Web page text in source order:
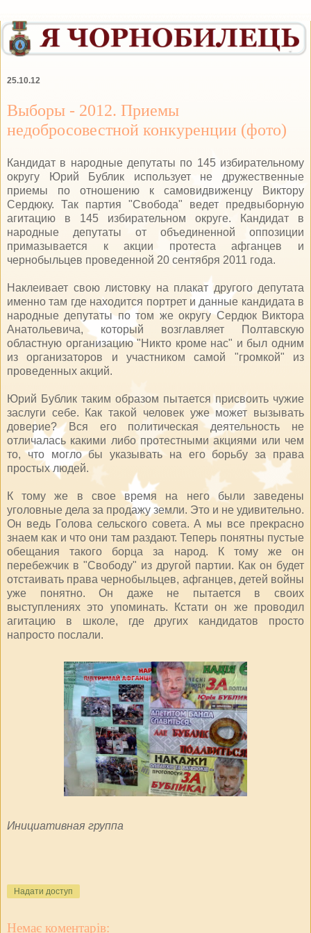
25.10.12
Выборы - 2012. Приемы
недобросовестной конкуренции (фото)
Кандидат в народные депутаты по 145 избирательному
округу Юрий Бублик использует не дружественные
приемы по отношению к самовидвиженцу Виктору
Сердюку. Так партия "Свобода" ведет предвыборную
агитацию в 145 избирательном округе. Кандидат в
народные депутаты от объединенной оппозиции
примазывается к акции протеста афганцев и
чернобыльцев проведенной 20 сентября 2011 года.
Наклеивает свою листовку на плакат другого депутата
именно там где находится портрет и данные кандидата в
народные депутаты по том же округу Сердюк Виктора
Анатольевича, который возглавляет Полтавскую
областную организацию "Никто кроме нас" и был одним
из организаторов и участником самой "громкой" из
проведенных акций.
Юрий Бублик таким образом пытается присвоить чужие
заслуги себе. Как такой человек уже может вызывать
доверие? Вся его политическая деятельность не
отличалась какими либо протестными акциями или чем
то, что могло бы указывать на его борьбу за права
простых людей.
К тому же в свое время на него были заведены
уголовные дела за продажу земли. Это и не удивительно.
Он ведь Голова сельского совета. А мы все прекрасно
знаем как и что они там раздают. Теперь понятны пустые
обещания такого борца за народ. К тому же он
перебежчик в "Свободу" из другой партии. Как он будет
отстаивать права чернобыльцев, афганцев, детей войны
уже понятно. Он даже не пытается в своих
выступлениях это упоминать. Кстати он же проводил
агитацию в школе, где других кандидатов просто
напросто послали.
Инициативная группа
Надати доступ
Немає коментарів: